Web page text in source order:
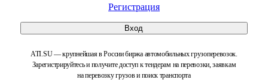
Регистрация
Вход
ATI.SU — крупнейшая в России биржа автомобильных грузоперевозок.
Зарегистрируйтесь и получите доступ к тендерам на перевозки, заявкам
на перевозку грузов и поиск транспорта